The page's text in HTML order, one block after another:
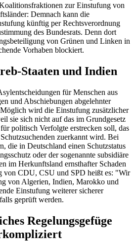
zur Einstufung von
Demnach kann die
künftig per Rechtsverordnung
des Bundesrats. Denn dort
von Grünen und Linken in
Vorhaben blockiert.
Staaten und Indien
für Menschen aus
und Abschiebungen abgelehnter
wird die Einstufung zusätzlicher
sie sich nicht auf das im Grundgesetz
politisch Verfolgte erstrecken soll, das
zuerkannt wird. Bei
die in Deutschland einen Schutzstatus
oder der sogenannte subsidiäre
im Herkunftsland ernsthafter Schaden
von CDU, CSU und SPD heißt es: "Wir
von Algerien, Indien, Marokko und
Einstufung weiterer sicherer
geprüft werden.
Regelungsgefüge